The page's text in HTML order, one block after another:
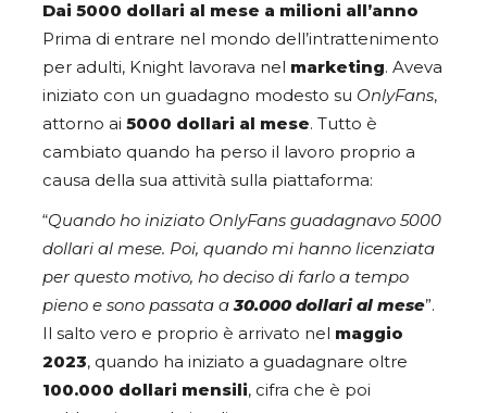
Dai 5000 dollari al mese a milioni all’anno
Prima di entrare nel mondo dell’intrattenimento
per adulti, Knight lavorava nel marketing. Aveva
iniziato con un guadagno modesto su OnlyFans,
attorno ai 5000 dollari al mese. Tutto è
cambiato quando ha perso il lavoro proprio a
causa della sua attività sulla piattaforma:
“Quando ho iniziato OnlyFans guadagnavo 5000
dollari al mese. Poi, quando mi hanno licenziata
per questo motivo, ho deciso di farlo a tempo
pieno e sono passata a30.000 dollari al mese”.
Il salto vero e proprio è arrivato nel maggio
2023, quando ha iniziato a guadagnare oltre
100.000 dollari mensili, cifra che è poi